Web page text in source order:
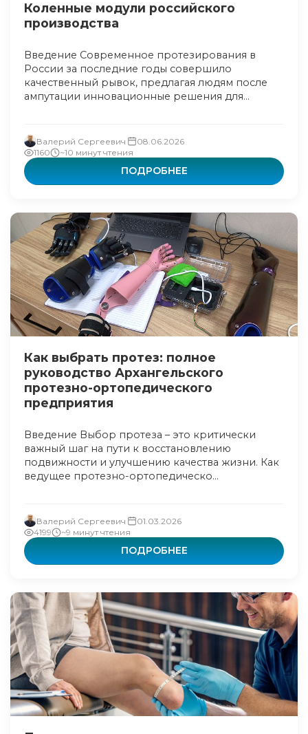
Коленные модули российского
производства
Введение Современное протезирования в
России за последние годы совершило
качественный рывок, предлагая людям после
ампутации инновационные решения для...
Валерий Сергеевич
08.06.2026
1160
~10 минут чтения
ПОДРОБНЕЕ
Как выбрать протез: полное
руководство Архангельского
протезно-ортопедического
предприятия
Введение Выбор протеза – это критически
важный шаг на пути к восстановлению
подвижности и улучшению качества жизни. Как
ведущее протезно-ортопедическо...
Валерий Сергеевич
01.03.2026
4199
~9 минут чтения
ПОДРОБНЕЕ